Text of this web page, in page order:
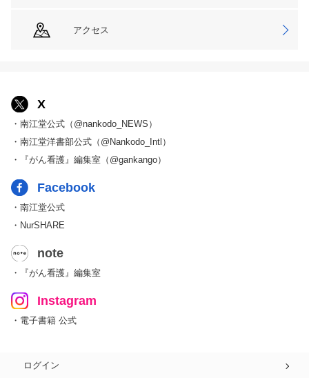
アクセス
X
・南江堂公式（@nankodo_NEWS）
・南江堂洋書部公式（@Nankodo_Intl）
・『がん看護』編集室（@gankango）
Facebook
・南江堂公式
・NurSHARE
note
・『がん看護』編集室
Instagram
・電子書籍 公式
ログイン